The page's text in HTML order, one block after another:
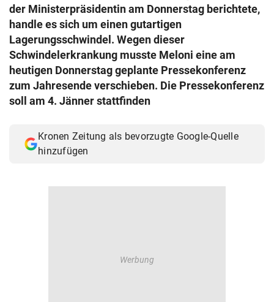
© Krone Multimedia GmbH & Co KG 2026
Muthgasse 2, 1190 Wien
der Ministerpräsidentin am Donnerstag berichtete,
handle es sich um einen gutartigen
Lagerungsschwindel. Wegen dieser
Schwindelerkrankung musste Meloni eine am
heutigen Donnerstag geplante Pressekonferenz
zum Jahresende verschieben. Die Pressekonferenz
soll am 4. Jänner stattfinden
Kronen Zeitung als bevorzugte Google-Quelle
hinzufügen